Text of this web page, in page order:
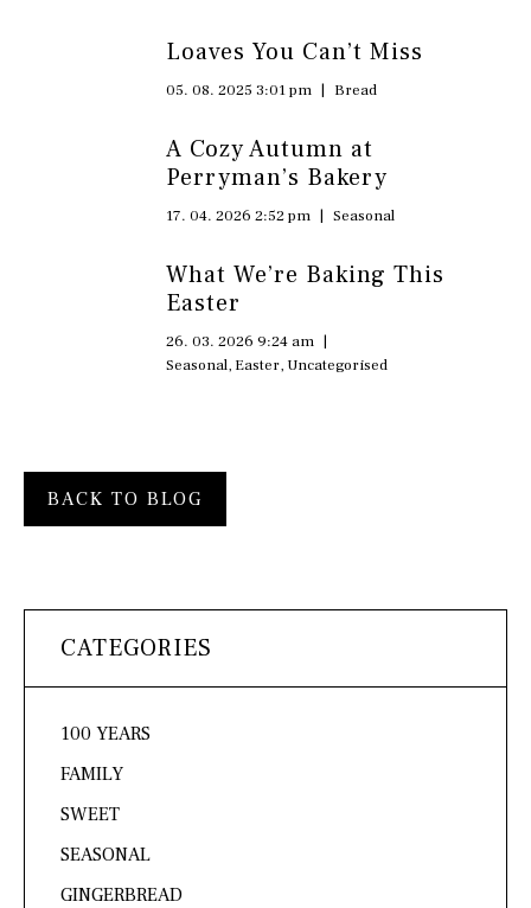
Loaves You Can’t Miss
05. 08. 2025 3:01 pm | Bread
A Cozy Autumn at
Perryman’s Bakery
17. 04. 2026 2:52 pm | Seasonal
What We’re Baking This
Easter
26. 03. 2026 9:24 am |
Seasonal, Easter, Uncategorised
BACK TO BLOG
CATEGORIES
100 YEARS
FAMILY
SWEET
SEASONAL
GINGERBREAD